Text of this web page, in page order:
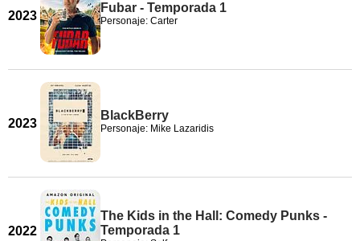
2023
Fubar - Temporada 1
Personaje: Carter
2023
BlackBerry
Personaje: Mike Lazaridis
2022
The Kids in the Hall: Comedy Punks -
Temporada 1